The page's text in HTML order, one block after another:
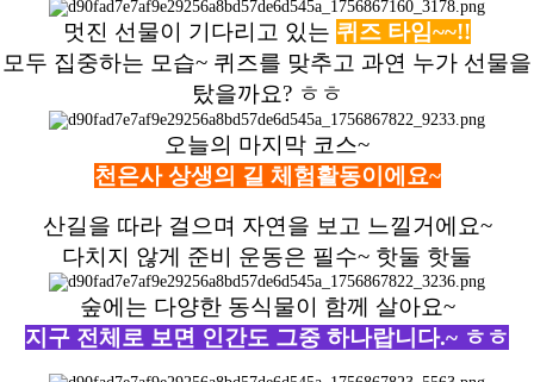
멋진 선물이 기다리고 있는 퀴즈 타임~~!!
모두 집중하는 모습~ 퀴즈를 맞추고 과연 누가 선물을
탔을까요? ㅎㅎ
오늘의 마지막 코스~
천은사 상생의 길 체험활동이에요~
산길을 따라 걸으며 자연을 보고 느낄거에요~
다치지 않게 준비 운동은 필수~ 핫둘 핫둘
숲에는 다양한 동식물이 함께 살아요~
지구 전체로 보면 인간도 그중 하나랍니다.~ ㅎㅎ